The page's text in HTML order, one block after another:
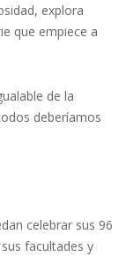
explora
que empiece a
de la
deberíamos
celebrar sus 96
facultades y